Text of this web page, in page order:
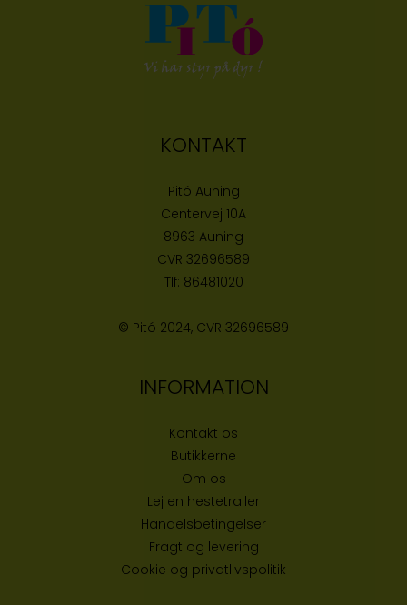
KONTAKT
Pitó Auning
Centervej 10A
8963 Auning
CVR 32696589
Tlf: 86481020
© Pitó 2024, CVR 32696589
INFORMATION
Kontakt os
Butikkerne
Om os
Lej en hestetrailer
Handelsbetingelser
Fragt og levering
Cookie og privatlivspolitik